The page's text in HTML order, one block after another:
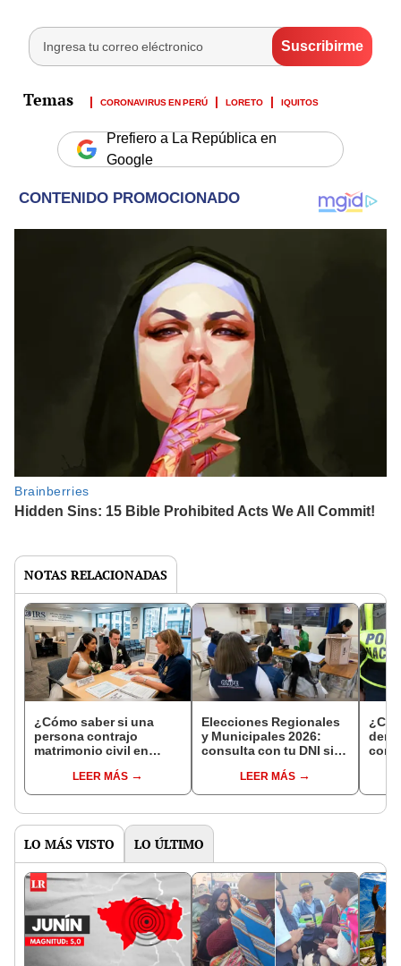
CORONAVIRUS EN PERÚ LORETO IQUITOS
Prefiero a La República en
Google
NOTAS RELACIONADAS
¿Cómo saber si una
persona contrajo
matrimonio civil en
LEER MÁS
Elecciones Regionales
y Municipales 2026:
consulta con tu DNI si
de mesa para este 4 de
octubre en el link oficial
LEER MÁS
con
LO MÁS VISTO LO ÚLTIMO